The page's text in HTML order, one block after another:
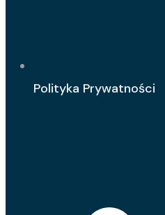
Polityka Prywatności